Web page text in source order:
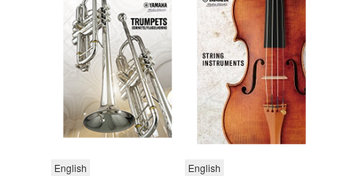
English English